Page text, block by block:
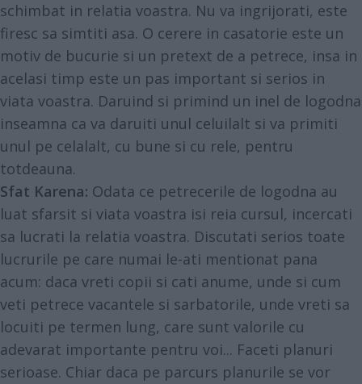
schimbat in relatia voastra. Nu va ingrijorati, este
firesc sa simtiti asa. O cerere in casatorie este un
motiv de bucurie si un pretext de a petrece, insa in
acelasi timp este un pas important si serios in
viata voastra. Daruind si primind un inel de logodna
inseamna ca va daruiti unul celuilalt si va primiti
unul pe celalalt, cu bune si cu rele, pentru
totdeauna.
Sfat Karena: Odata ce petrecerile de logodna au
luat sfarsit si viata voastra isi reia cursul, incercati
sa lucrati la relatia voastra. Discutati serios toate
lucrurile pe care numai le-ati mentionat pana
acum: daca vreti copii si cati anume, unde si cum
veti petrece vacantele si sarbatorile, unde vreti sa
locuiti pe termen lung, care sunt valorile cu
adevarat importante pentru voi... Faceti planuri
serioase. Chiar daca pe parcurs planurile se vor